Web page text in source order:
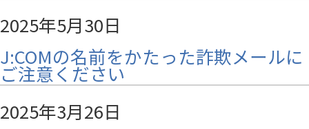
2025年5月30日
J:COMの名前をかたった詐欺メールに
ご注意ください
2025年3月26日